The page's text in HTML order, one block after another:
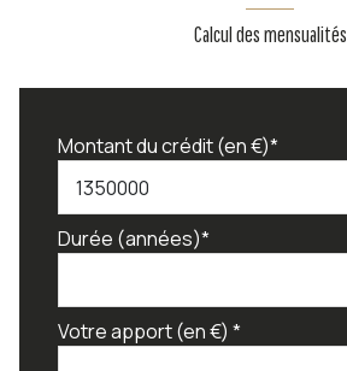
Calcul des mensualités
Montant du crédit (en €)*
Durée (années)*
Votre apport (en €) *